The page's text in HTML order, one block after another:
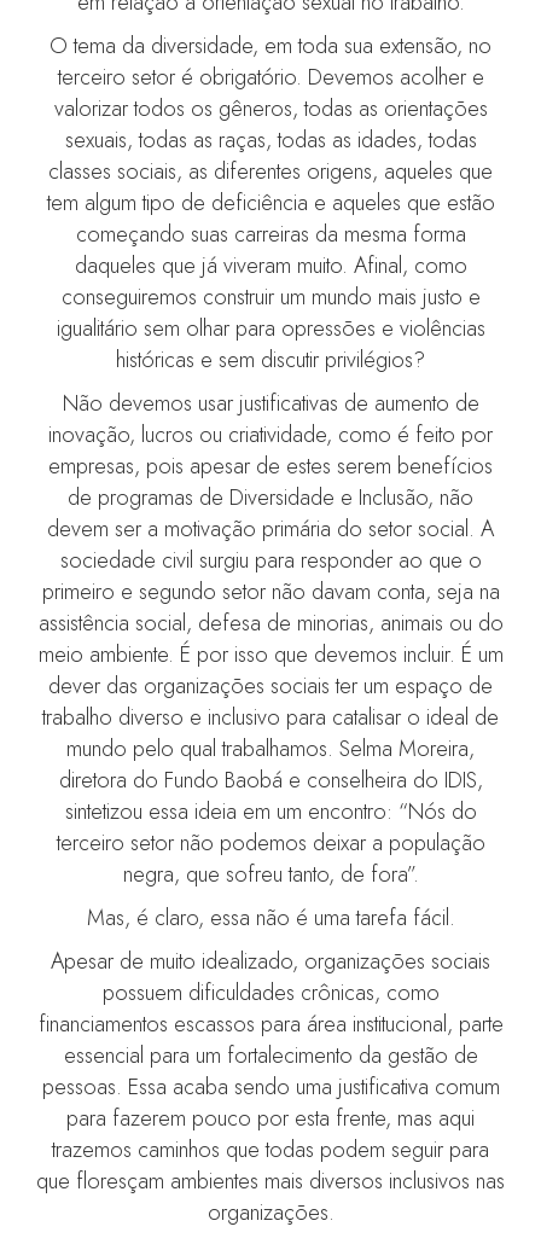
O tema da diversidade, em toda sua extensão, no
terceiro setor é obrigatório. Devemos acolher e
valorizar todos os gêneros, todas as orientações
sexuais, todas as raças, todas as idades, todas
classes sociais, as diferentes origens, aqueles que
tem algum tipo de deficiência e aqueles que estão
começando suas carreiras da mesma forma
daqueles que já viveram muito. Afinal, como
conseguiremos construir um mundo mais justo e
igualitário sem olhar para opressões e violências
históricas e sem discutir privilégios?
Não devemos usar justificativas de aumento de
inovação, lucros ou criatividade, como é feito por
empresas, pois apesar de estes serem benefícios
de programas de Diversidade e Inclusão, não
devem ser a motivação primária do setor social. A
sociedade civil surgiu para responder ao que o
primeiro e segundo setor não davam conta, seja na
assistência social, defesa de minorias, animais ou do
meio ambiente. É por isso que devemos incluir. É um
dever das organizações sociais ter um espaço de
trabalho diverso e inclusivo para catalisar o ideal de
mundo pelo qual trabalhamos. Selma Moreira,
diretora do Fundo Baobá e conselheira do IDIS,
sintetizou essa ideia em um encontro: “Nós do
terceiro setor não podemos deixar a população
negra, que sofreu tanto, de fora”.
Mas, é claro, essa não é uma tarefa fácil.
Apesar de muito idealizado, organizações sociais
possuem dificuldades crônicas, como
financiamentos escassos para área institucional, parte
essencial para um fortalecimento da gestão de
pessoas. Essa acaba sendo uma justificativa comum
para fazerem pouco por esta frente, mas aqui
trazemos caminhos que todas podem seguir para
que floresçam ambientes mais diversos inclusivos nas
organizações.